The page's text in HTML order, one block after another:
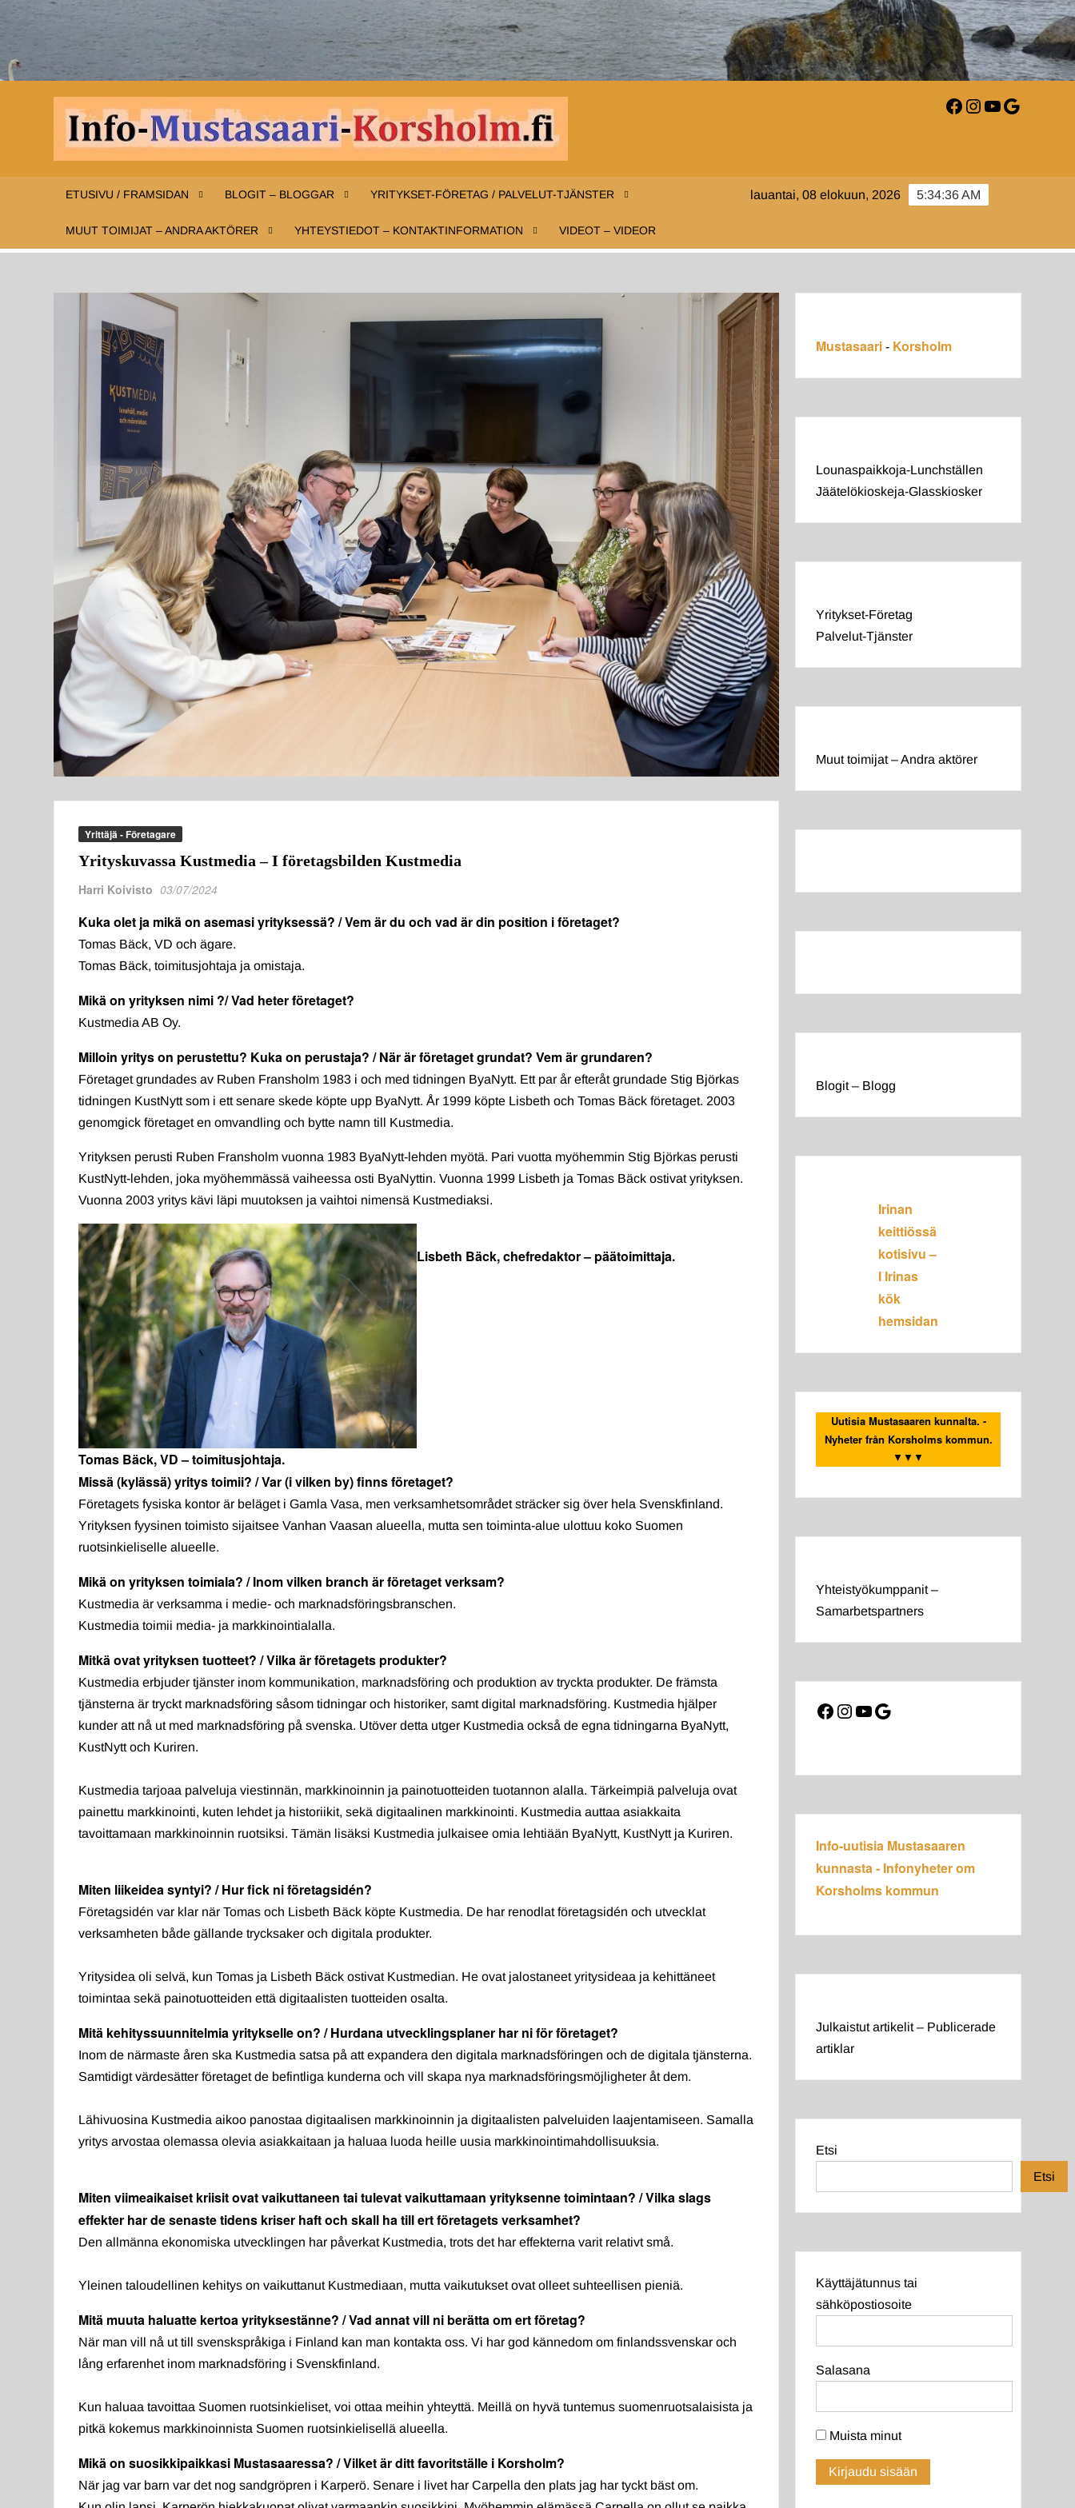
MUSTASAARI-
KORSHOLM.FI
– Information
om Korsholm
Facebook
Instagram
YouTube
Google
ETUSIVU / FRAMSIDAN BLOGIT – BLOGGAR YRITYKSET-FÖRETAG / PALVELUT-TJÄNSTER
MUUT TOIMIJAT – ANDRA AKTÖRER YHTEYSTIEDOT – KONTAKTINFORMATION VIDEOT – VIDEOR
5:34:37 AM
lauantai, 08 elokuun, 2026
Yrittäjä - Företagare
Yrityskuvassa Kustmedia – I företagsbilden Kustmedia
Harri Koivisto 03/07/2024
Kuka olet ja mikä on asemasi yrityksessä? / Vem är du och vad är din position i företaget?
Tomas Bäck, VD och ägare.
Tomas Bäck, toimitusjohtaja ja omistaja.
Mikä on yrityksen nimi ?/ Vad heter företaget?
Kustmedia AB Oy.
Milloin yritys on perustettu? Kuka on perustaja? / När är företaget grundat? Vem är grundaren?
Företaget grundades av Ruben Fransholm 1983 i och med tidningen ByaNytt. Ett par år efteråt grundade Stig Björkas
tidningen KustNytt som i ett senare skede köpte upp ByaNytt. År 1999 köpte Lisbeth och Tomas Bäck företaget. 2003
genomgick företaget en omvandling och bytte namn till Kustmedia.
Yrityksen perusti Ruben Fransholm vuonna 1983 ByaNytt-lehden myötä. Pari vuotta myöhemmin Stig Björkas perusti
KustNytt-lehden, joka myöhemmässä vaiheessa osti ByaNyttin. Vuonna 1999 Lisbeth ja Tomas Bäck ostivat yrityksen.
Vuonna 2003 yritys kävi läpi muutoksen ja vaihtoi nimensä Kustmediaksi.
Tomas Bäck, VD – toimitusjohtaja.
Lisbeth Bäck, chefredaktor – päätoimittaja.
Missä (kylässä) yritys toimii? / Var (i vilken by) finns företaget?
Företagets fysiska kontor är beläget i Gamla Vasa, men verksamhetsområdet sträcker sig över hela Svenskfinland.
Yrityksen fyysinen toimisto sijaitsee Vanhan Vaasan alueella, mutta sen toiminta-alue ulottuu koko Suomen
ruotsinkieliselle alueelle.
Mikä on yrityksen toimiala? / Inom vilken branch är företaget verksam?
Kustmedia är verksamma i medie- och marknadsföringsbranschen.
Kustmedia toimii media- ja markkinointialalla.
Mitkä ovat yrityksen tuotteet? / Vilka är företagets produkter?
Kustmedia erbjuder tjänster inom kommunikation, marknadsföring och produktion av tryckta produkter. De främsta
tjänsterna är tryckt marknadsföring såsom tidningar och historiker, samt digital marknadsföring. Kustmedia hjälper
kunder att nå ut med marknadsföring på svenska. Utöver detta utger Kustmedia också de egna tidningarna ByaNytt,
KustNytt och Kuriren.
Kustmedia tarjoaa palveluja viestinnän, markkinoinnin ja painotuotteiden tuotannon alalla. Tärkeimpiä palveluja ovat
painettu markkinointi, kuten lehdet ja historiikit, sekä digitaalinen markkinointi. Kustmedia auttaa asiakkaita
tavoittamaan markkinoinnin ruotsiksi. Tämän lisäksi Kustmedia julkaisee omia lehtiään ByaNytt, KustNytt ja Kuriren.
Miten liikeidea syntyi? / Hur fick ni företagsidén?
Företagsidén var klar när Tomas och Lisbeth Bäck köpte Kustmedia. De har renodlat företagsidén och utvecklat
verksamheten både gällande trycksaker och digitala produkter.
Yritysidea oli selvä, kun Tomas ja Lisbeth Bäck ostivat Kustmedian. He ovat jalostaneet yritysideaa ja kehittäneet
toimintaa sekä painotuotteiden että digitaalisten tuotteiden osalta.
Mitä kehityssuunnitelmia yritykselle on? / Hurdana utvecklingsplaner har ni för företaget?
Inom de närmaste åren ska Kustmedia satsa på att expandera den digitala marknadsföringen och de digitala tjänsterna.
Samtidigt värdesätter företaget de befintliga kunderna och vill skapa nya marknadsföringsmöjligheter åt dem.
Lähivuosina Kustmedia aikoo panostaa digitaalisen markkinoinnin ja digitaalisten palveluiden laajentamiseen. Samalla
yritys arvostaa olemassa olevia asiakkaitaan ja haluaa luoda heille uusia markkinointimahdollisuuksia.
Miten viimeaikaiset kriisit ovat vaikuttaneen tai tulevat vaikuttamaan yrityksenne toimintaan? / Vilka slags
effekter har de senaste tidens kriser haft och skall ha till ert företagets verksamhet?
Den allmänna ekonomiska utvecklingen har påverkat Kustmedia, trots det har effekterna varit relativt små.
Yleinen taloudellinen kehitys on vaikuttanut Kustmediaan, mutta vaikutukset ovat olleet suhteellisen pieniä.
Mitä muuta haluatte kertoa yrityksestänne? / Vad annat vill ni berätta om ert företag?
När man vill nå ut till svenskspråkiga i Finland kan man kontakta oss. Vi har god kännedom om finlandssvenskar och
lång erfarenhet inom marknadsföring i Svenskfinland.
Kun haluaa tavoittaa Suomen ruotsinkieliset, voi ottaa meihin yhteyttä. Meillä on hyvä tuntemus suomenruotsalaisista ja
pitkä kokemus markkinoinnista Suomen ruotsinkielisellä alueella.
Mikä on suosikkipaikkasi Mustasaaressa? / Vilket är ditt favoritställe i Korsholm?
När jag var barn var det nog sandgröpren i Karperö. Senare i livet har Carpella den plats jag har tyckt bäst om.
Mustasaari - Korsholm
Lounaspaikkoja-Lunchställen
Jäätelökioskeja-Glasskiosker
Yritykset-Företag
Palvelut-Tjänster
Muut toimijat – Andra aktörer
Blogit – Blogg
Irinan
keittiössä
kotisivu –
I Irinas
kök
hemsidan
Uutisia Mustasaaren kunnalta. -
Nyheter från Korsholms kommun.
▼▼▼
Yhteistyökumppanit –
Samarbetspartners
Facebook
Instagram
YouTube
Google
Info-uutisia Mustasaaren
kunnasta - Infonyheter om
Korsholms kommun
Julkaistut artikelit – Publicerade
artiklar
Etsi
Etsi
Käyttäjätunnus tai
sähköpostiosoite
Salasana
Muista minut